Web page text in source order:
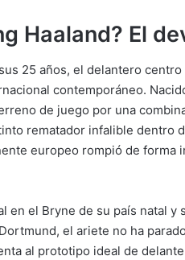
Haaland? El
25 años, el delantero
contemporáneo.
de juego por una
rematador infalible dentro
europeo rompió de forma
en el Bryne de su país natal
el ariete no ha
al prototipo ideal de